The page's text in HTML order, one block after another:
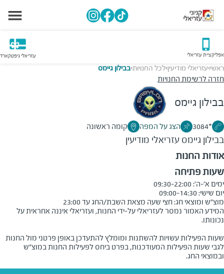
אפליקציית עזריאלי עזריאלי גיפטקארד
ראשי>עזריאלי מודיעין>לכל החנויות>בבילון גיימס
חזרה לרשימת החנויות
בבילון גיימס
*3084 הצג על המפה קומה ראשונה
בבילון גיימס עזריאלי מודיעין
אודות החנות
שעות פתיחה
מוצ"ש ומוצאי חג: חצי שעה מצאת השבת/החג עד 23:00
המידע האמור נמסר לעזריאלי על-ידי החנות, ועזריאלי איננה אחראית על
שעות הפעילות עשויות להשתנות ומומלץ להתעדכן באופן פרטני מול החנות
לגבי שעות הפעילות המעודכנות, בפרט ביחס לפעילות החנות במוצ"ש
ובמוצאי החג.